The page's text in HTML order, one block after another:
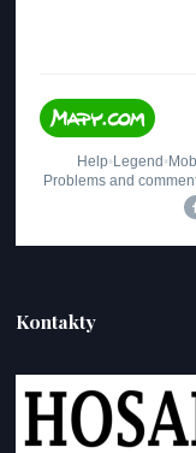
Kontakty